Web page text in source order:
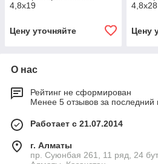
4,8х19
Цену уточняйте
4,8х28
Цену
О нас
Рейтинг не сформирован
Менее 5 отзывов за последний
Работает с 21.07.2014
г. Алматы
пр. Суюнбая 261, 11 ряд, 24